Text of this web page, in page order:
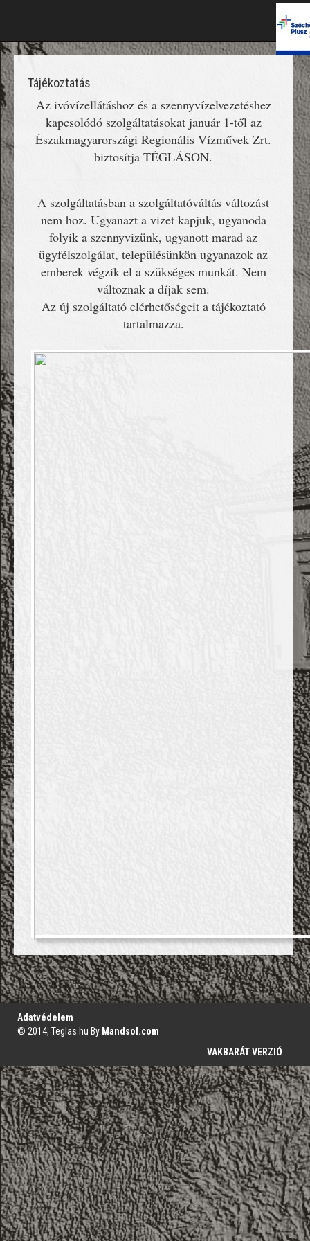
Tájékoztatás
Az ivóvízellátáshoz és a szennyvízelvezetéshez
kapcsolódó szolgáltatásokat január 1-től az
Északmagyarországi Regionális Vízművek Zrt.
biztosítja TÉGLÁSON.
A szolgáltatásban a szolgáltatóváltás változást
nem hoz. Ugyanazt a vizet kapjuk, ugyanoda
folyik a szennyvizünk, ugyanott marad az
ügyfélszolgálat, településünkön ugyanazok az
emberek végzik el a szükséges munkát. Nem
változnak a díjak sem.
Az új szolgáltató elérhetőségeit a tájékoztató
tartalmazza.
';
Adatvédelem
© 2014, Teglas.hu By Mandsol.com
VAKBARÁT VERZIÓ